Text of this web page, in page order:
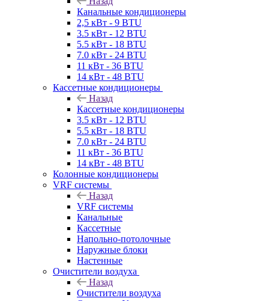
Канальные кондиционеры
2,5 кВт - 9 BTU
3.5 кВт - 12 BTU
5.5 кВт - 18 BTU
7.0 кВт - 24 BTU
11 кВт - 36 BTU
14 кВт - 48 BTU
Кассетные кондиционеры
Назад
Кассетные кондиционеры
3.5 кВт - 12 BTU
5.5 кВт - 18 BTU
7.0 кВт - 24 BTU
11 кВт - 36 BTU
14 кВт - 48 BTU
Колонные кондиционеры
VRF системы
Назад
VRF системы
Канальные
Кассетные
Напольно-потолочные
Наружные блоки
Настенные
Очистители воздуха
Назад
Очистители воздуха